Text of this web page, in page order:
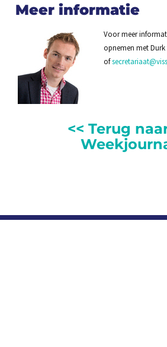
Meer informatie
Voor meer
opnemen met Durk
of
<< Terug